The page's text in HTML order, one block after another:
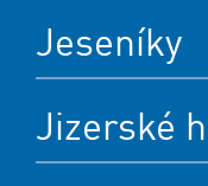
Jeseníky
Jizerské